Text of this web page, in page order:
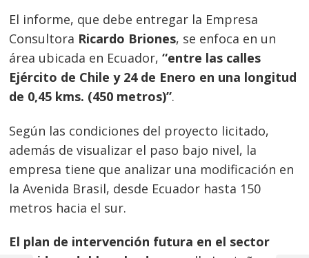
El informe, que debe entregar la Empresa
Consultora Ricardo Briones, se enfoca en un
área ubicada en Ecuador,“entre las calles
Ejército de Chile y 24 de Enero en una longitud
de 0,45 kms. (450 metros)”.
Según las condiciones del proyecto licitado,
además de visualizar el paso bajo nivel, la
empresa tiene que analizar una modificación en
la Avenida Brasil, desde Ecuador hasta 150
metros hacia el sur.
El plan de intervención futura en el sector